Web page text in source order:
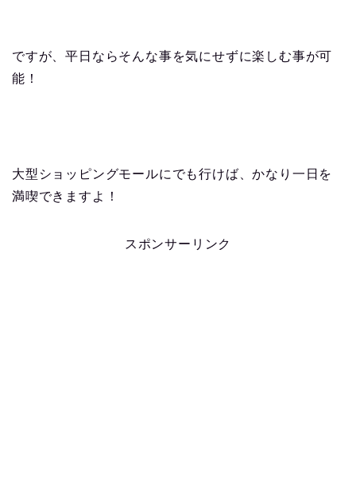
ですが、平日ならそんな事を気にせずに楽しむ事が可
能！
大型ショッピングモールにでも行けば、かなり一日を
満喫できますよ！
スポンサーリンク